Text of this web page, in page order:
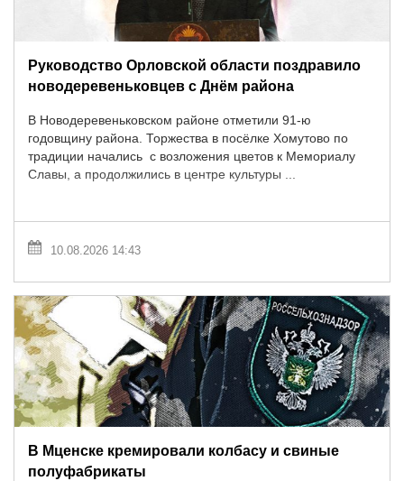
Руководство Орловской области поздравило
новодеревеньковцев с Днём района
В Новодеревеньковском районе отметили 91-ю
годовщину района. Торжества в посёлке Хомутово по
традиции начались с возложения цветов к Мемориалу
Славы, а продолжились в центре культуры ...
10.08.2026 14:43
В Мценске кремировали колбасу и свиные
полуфабрикаты